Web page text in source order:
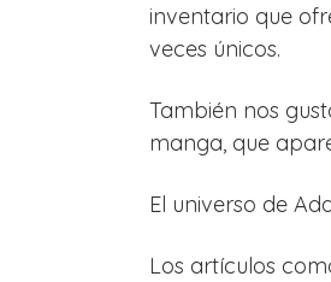
inventario que
veces únicos.
También nos
manga, que
El universo de
Los artículos